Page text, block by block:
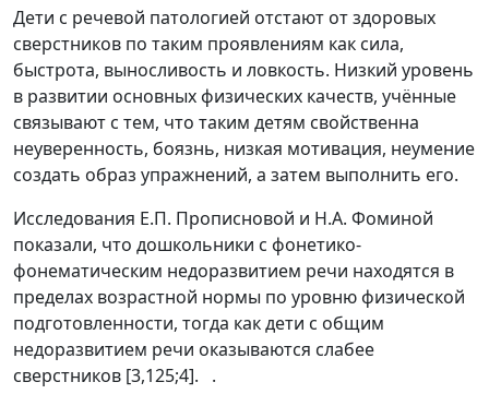
Дети с речевой патологией отстают от здоровых
сверстников по таким проявлениям как сила,
быстрота, выносливость и ловкость. Низкий уровень
в развитии основных физических качеств, учённые
связывают с тем, что таким детям свойственна
неуверенность, боязнь, низкая мотивация, неумение
создать образ упражнений, а затем выполнить его.
Исследования Е.П. Прописновой и Н.А. Фоминой
показали, что дошкольники с фонетико-
фонематическим недоразвитием речи находятся в
пределах возрастной нормы по уровню физической
подготовленности, тогда как дети с общим
недоразвитием речи оказываются слабее
сверстников [3,125;4]. .